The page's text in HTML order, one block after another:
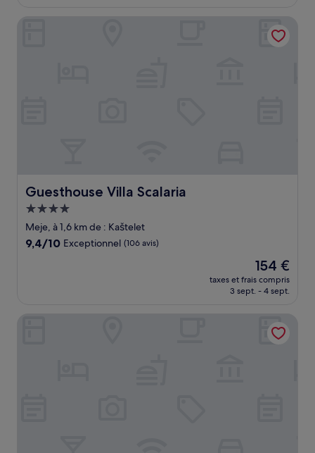
de
136 €
Guesthouse Villa Scalaria
Guesthouse Villa Scalaria
Hébergement
4.0 étoiles
Meje, à 1,6 km de : Kaštelet
9.4
9,4/10 Exceptionnel (106 avis)
Le
nouveau
prix
de
154 €
154 €
taxes et frais compris
3 sept. - 4 sept.